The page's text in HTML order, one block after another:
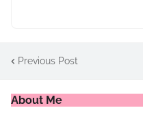
Previous Post
About Me